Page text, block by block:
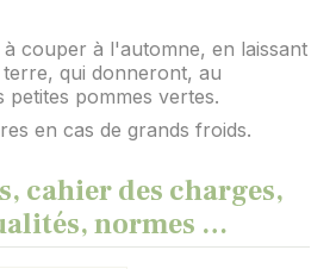
à couper à l'automne, en laissant
qui donneront, au
petites pommes vertes.
en cas de grands froids.
cahier des charges,
normes …